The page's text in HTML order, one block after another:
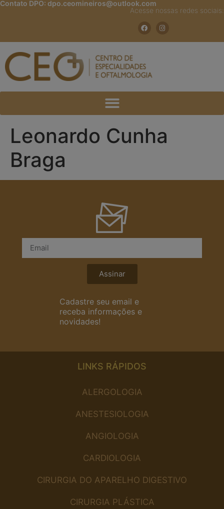
Contato DPO: dpo.ceomineiros@outlook.com
Acesse nossas redes sociais:
Leonardo Cunha
Braga
Assinar
Cadastre seu email e
receba informações e
novidades!
LINKS RÁPIDOS
ALERGOLOGIA
ANESTESIOLOGIA
ANGIOLOGIA
CARDIOLOGIA
CIRURGIA DO APARELHO DIGESTIVO
CIRURGIA PLÁSTICA